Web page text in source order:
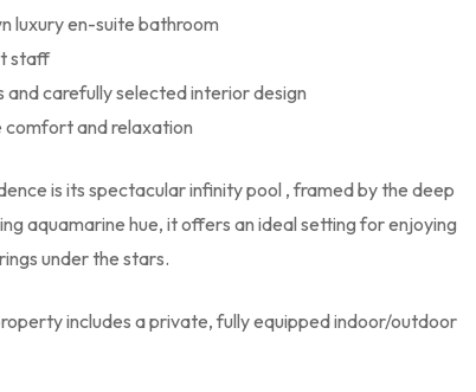
luxury en-suite bathroom
staff
and carefully selected interior design
comfort and relaxation
is its spectacularinfinity pool , framed by the deep
aquamarine hue, it offers an ideal setting for enjoying
under the stars.
includes aprivate, fully equipped indoor/outdoor